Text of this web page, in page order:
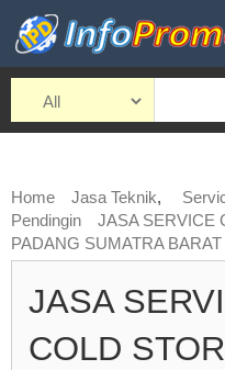
Home Jasa Teknik,
Pendingin
JASA SERVICE
PADANG SUMATRA BARAT
JASA
COLD